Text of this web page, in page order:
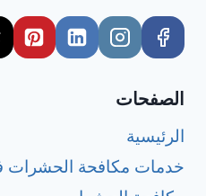
الصفحات
الرئيسية
خدمات مكافحة الحشرات